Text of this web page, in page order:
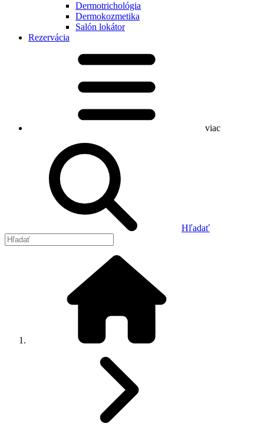
Dermotrichológia
Dermokozmetika
Salón lokátor
Rezervácia
viac
Hľadať